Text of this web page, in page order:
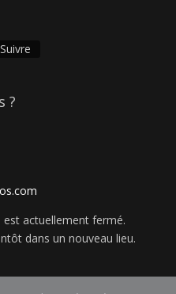
Suivre
?
est actuellement fermé.
dans un nouveau lieu.